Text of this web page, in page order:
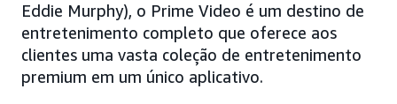
Eddie Murphy), o Prime Video é um destino de
entretenimento completo que oferece aos
clientes uma vasta coleção de entretenimento
premium em um único aplicativo.